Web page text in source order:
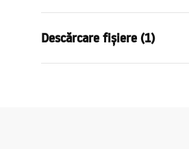
Material
Culoare
Descărcare fișiere (1)